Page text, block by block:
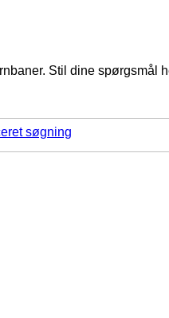
Stil dine spørgsmål
søgning